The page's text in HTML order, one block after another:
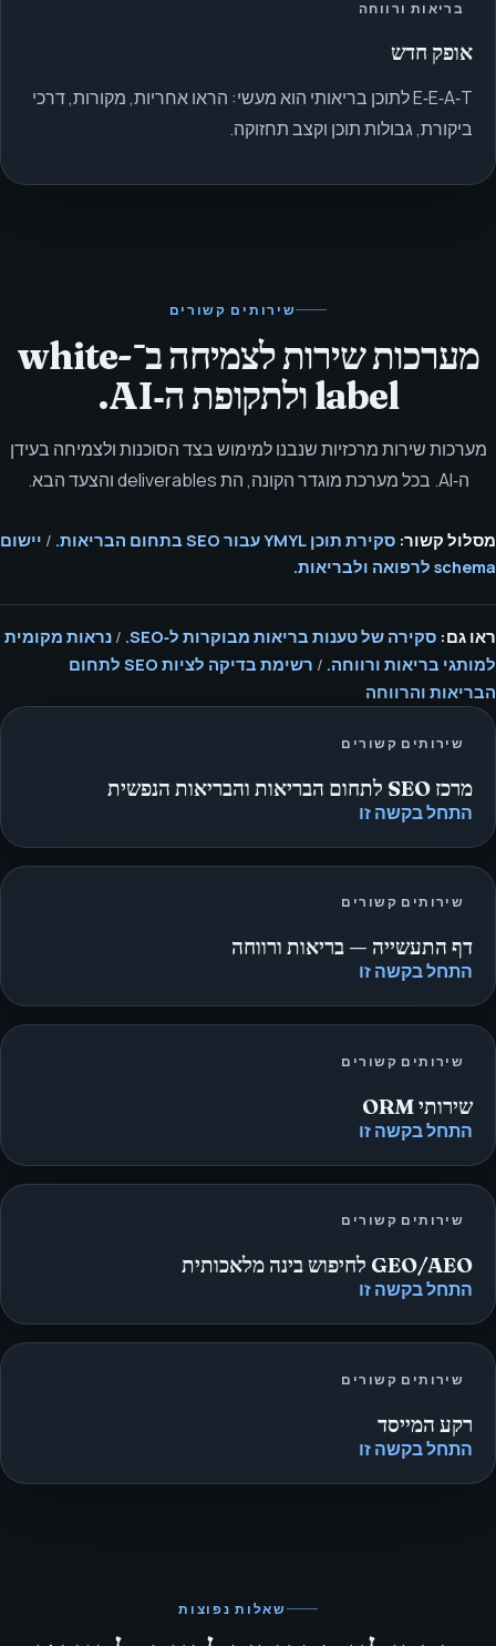
בריאות ורווחה
אופק חדש
E‑E‑A‑T לתוכן בריאותי הוא מעשי: הראו אחריות, מקורות, דרכי
ביקורת, גבולות תוכן וקצב תחזוקה.
שירותים קשורים
מערכות שירות לצמיחה ב־white-
label ולתקופת ה‑AI.
מערכות שירות מרכזיות שנבנו למימוש בצד הסוכנות ולצמיחה בעידן
ה‑AI. בכל מערכת מוגדר הקונה, הת deliverables והצעד הבא.
מסלול קשור: סקירת תוכן YMYL עבור SEO בתחום הבריאות. / יישום
schema לרפואה ולבריאות.
ראו גם: סקירה של טענות בריאות מבוקרות ל‑SEO. / נראות מקומית
למותגי בריאות ורווחה. /
רשימת בדיקה לציות SEO לתחום
הבריאות והרווחה
שירותים קשורים
מרכז SEO לתחום הבריאות והבריאות הנפשית
התחל בקשה זו
שירותים קשורים
דף התעשייה — בריאות ורווחה
התחל בקשה זו
שירותים קשורים
שירותי ORM
התחל בקשה זו
שירותים קשורים
GEO/AEO לחיפוש בינה מלאכותית
התחל בקשה זו
שירותים קשורים
רקע המייסד
התחל בקשה זו
שאלות נפוצות